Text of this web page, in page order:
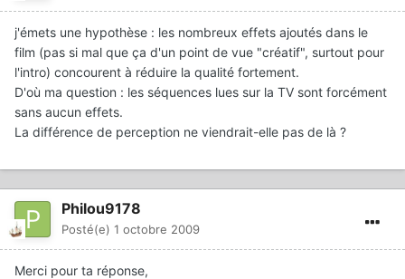
j'émets une hypothèse : les nombreux effets ajoutés dans le
film (pas si mal que ça d'un point de vue "créatif", surtout pour
l'intro) concourent à réduire la qualité fortement.
D'où ma question : les séquences lues sur la TV sont forcément
sans aucun effets.
La différence de perception ne viendrait-elle pas de là ?
Philou9178
Posté(e) 1 octobre 2009
Merci pour ta réponse,